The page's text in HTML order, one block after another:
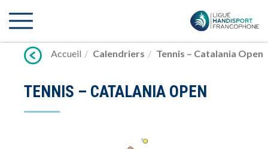
vers
Accueil
Calendriers Tennis – Catalania Open
TENNIS – CATALANIA OPEN